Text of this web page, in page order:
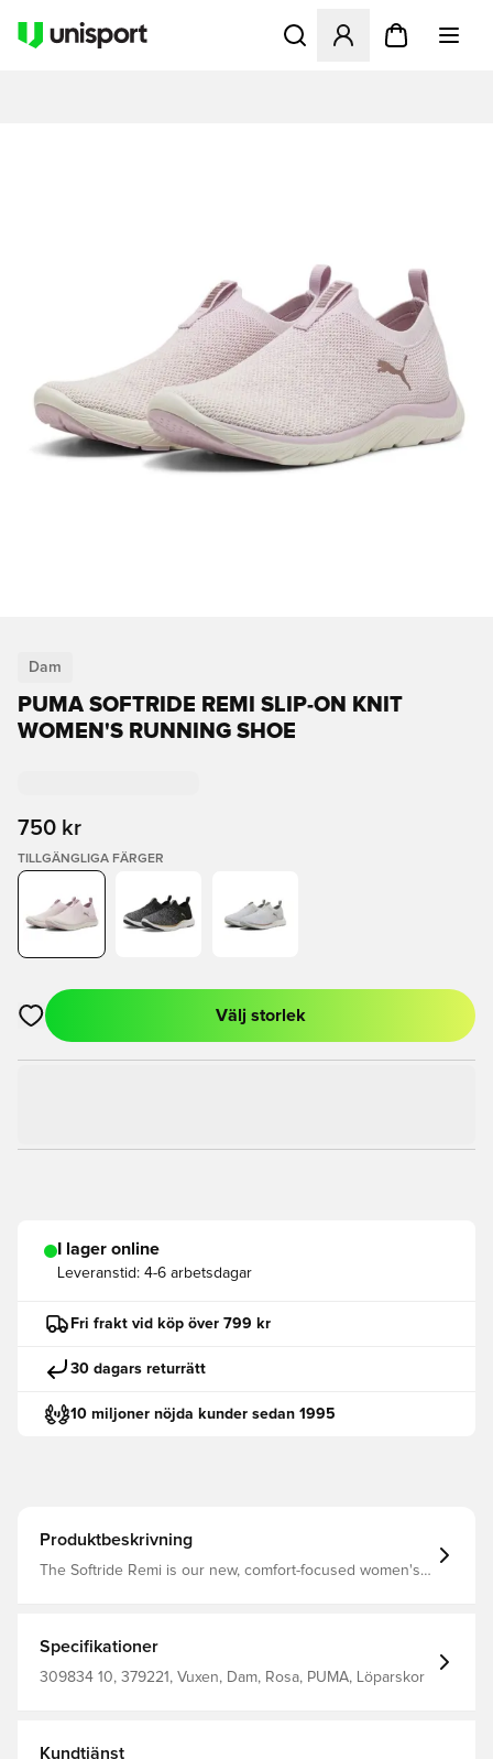
Öppnar en Modal för att
Dam
PUMA SOFTRIDE REMI SLIP-ON KNIT
WOMEN'S RUNNING SHOE
750 kr
TILLGÄNGLIGA FÄRGER
Öppnar en Modal för att logga in eller registrera dig som
Välj storlek
I lager online
Leveranstid: 4-6 arbetsdagar
Fri frakt vid köp över 799 kr
30 dagars returrätt
10 miljoner nöjda kunder sedan 1995
Produktbeskrivning
The Softride Remi is our new, comfort-focused women's
mean getting them on and off is simple. Low-cut boot
Textile upper Lace closure Surface: road Rounded toe
Zoned rubber outsole Lining: Textile; Outsole: Other,
Specifikationer
309834 10, 379221, Vuxen, Dam, Rosa, PUMA, Löparskor
Kundtjänst